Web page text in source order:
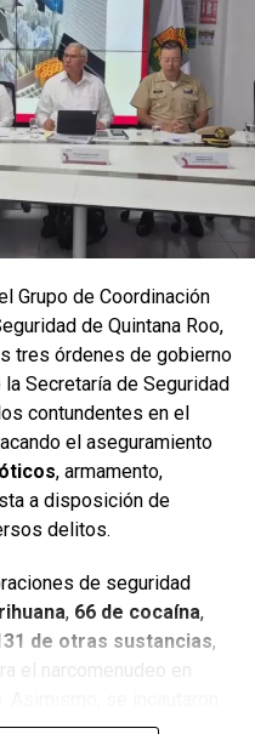
24 mil 622
y unidades
en zonas estratégicas
encuentran detenciones
Cárdenas y Tulum
aseguraron
órdenes de
vinculadas
Grupo de Coordinación
de Quintana Roo,
tres órdenes de gobierno
Secretaría de Seguridad
contundentes en el
el aseguramiento
, armamento,
a disposición de
delitos.
de seguridad
, 66 de cocaína,
de otras sustancias,
el narcomenudeo en
cuatro armas blancas